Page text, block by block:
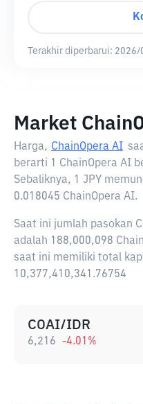
Terakhir diperbarui: 2026/
Market
Harga, ChainOpera AI
berarti 1 ChainOpera AI
Sebaliknya, 1 JPY
0.018045 ChainOpera AI.
Saat ini jumlah pasokan
adalah 188,000,098
saat ini memiliki total
10,377,410,341.76754
COAI/IDR
6,216 -4.01 %